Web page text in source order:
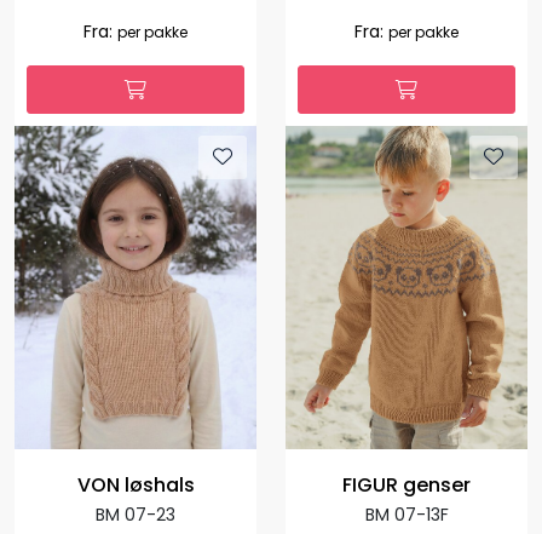
Fra: per pakke Fra: per pakke
VON løshals
BM 07-23
FIGUR genser
BM 07-13F